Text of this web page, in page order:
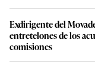
Exdirigente del
entretelones de los
comisiones